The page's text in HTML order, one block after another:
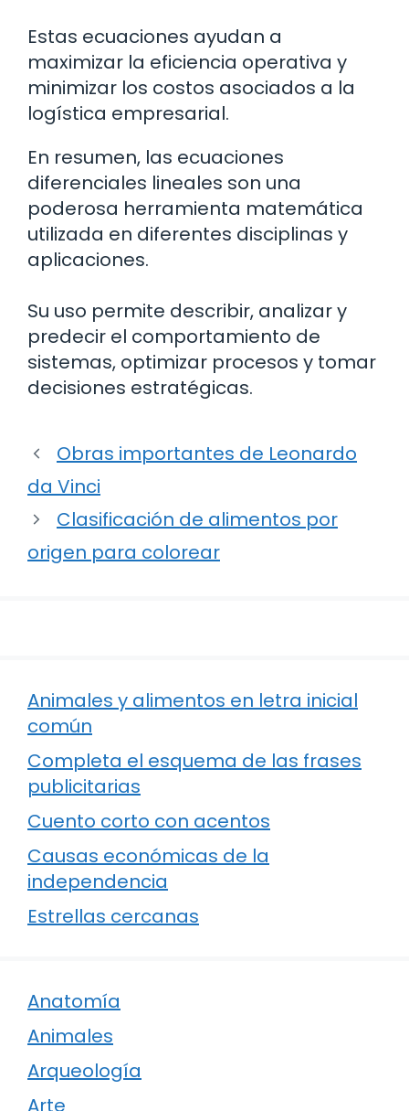
Estas ecuaciones ayudan a
maximizar la eficiencia operativa y
minimizar los costos asociados a la
logística empresarial.
En resumen, las ecuaciones
diferenciales lineales son una
poderosa herramienta matemática
utilizada en diferentes disciplinas y
aplicaciones.
Su uso permite describir, analizar y
predecir el comportamiento de
sistemas, optimizar procesos y tomar
decisiones estratégicas.
Obras importantes de Leonardo
da Vinci
Clasificación de alimentos por
origen para colorear
Animales y alimentos en letra inicial
común
Completa el esquema de las frases
publicitarias
Cuento corto con acentos
Causas económicas de la
independencia
Estrellas cercanas
Anatomía
Animales
Arqueología
Arte